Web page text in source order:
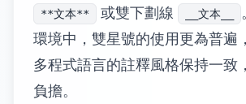
**文本** 或雙下劃線 __文本__
環境中，雙星號的使用更為普遍
多程式語言的註釋風格保持一致
負擔。